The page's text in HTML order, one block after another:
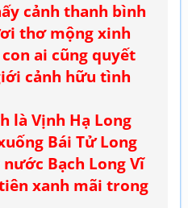
cảnh thanh bình
thơ mộng xinh
ai cũng quyết
cảnh hữu tình
là Vịnh Hạ Long
Bái Tử Long
Bạch Long Vĩ
xanh mãi trong